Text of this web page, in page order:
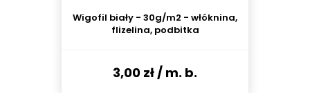
Wigofil biały - 30g/m2 - włóknina,
flizelina, podbitka
3,00 zł / m. b.